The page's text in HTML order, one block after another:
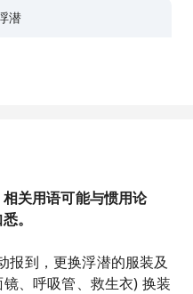
潜
关用语可能与惯用论
。
报到，更换浮潜的服装及
、呼吸管、救生衣) 换装